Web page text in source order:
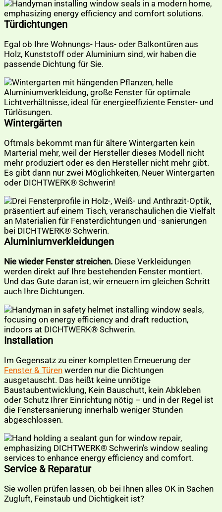
Türdichtungen
Egal ob Ihre Wohnungs- Haus- oder Balkontüren aus
Holz, Kunststoff oder Aluminium sind, wir haben die
passende Dichtung für Sie.
Wintergärten
Oftmals bekommt man für ältere Wintergarten kein
Marterial mehr, weil der Hersteller dieses Modell nicht
mehr produziert oder es den Hersteller nicht mehr gibt.
Es gibt dann nur zwei Möglichkeiten, Neuer Wintergarten
oder DICHTWERK® Schwerin!
Aluminiumverkleidungen
Nie wieder Fenster streichen. Diese Verkleidungen
werden direkt auf Ihre bestehenden Fenster montiert.
Und das Gute daran ist, wir erneuern im gleichen Schritt
auch Ihre Dichtungen.
Installation
Im Gegensatz zu einer kompletten Erneuerung der
Fenster & Türen werden nur die Dichtungen
ausgetauscht. Das heißt keine unnötige
Baustaubentwicklung, Kein Bauschutt, kein Abkleben
oder Schutz Ihrer Einrichtung nötig – und in der Regel ist
die Fenstersanierung innerhalb weniger Stunden
abgeschlossen.
Service & Reparatur
Sie wollen prüfen lassen, ob bei Ihnen alles OK in Sachen
Zugluft, Feinstaub und Dichtigkeit ist?